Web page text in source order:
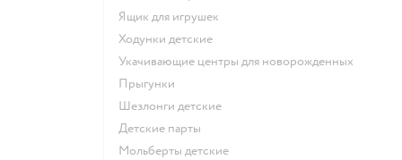
Ящик для игрушек
Ходунки детские
Укачивающие центры для новорожденных
Прыгунки
Шезлонги детские
Детские парты
Мольберты детские